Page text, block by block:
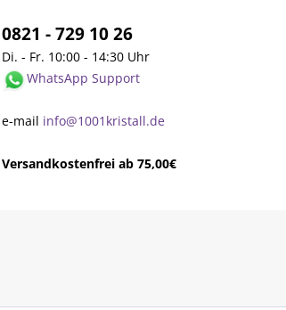
0821 - 729 10 26
Di. - Fr. 10:00 - 14:30 Uhr
WhatsApp Support
e-mail info@1001kristall.de
Versandkostenfrei ab 75,00€